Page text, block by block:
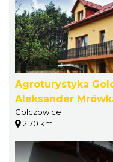
Agroturystyka
Aleksander
Golczowice
2.70 km